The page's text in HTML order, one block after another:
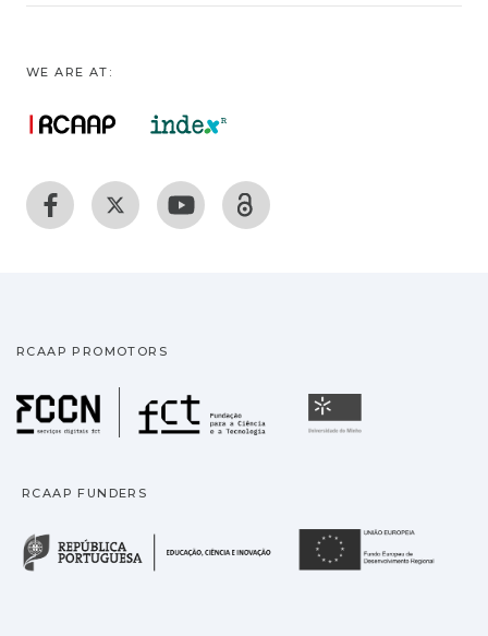
WE ARE AT:
RCAAP PROMOTORS
Fundação para a
RCAAP FUNDERS
República Portuguesa